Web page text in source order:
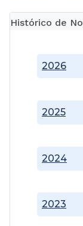
Histórico de
2023
2024
2025
2026